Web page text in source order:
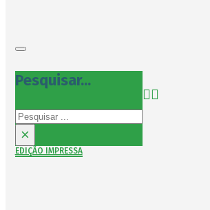
Pesquisar...
Pesquisar
×
EDIÇÃO IMPRESSA